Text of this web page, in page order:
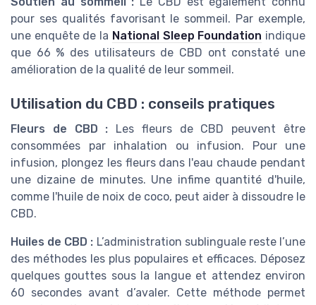
pour ses qualités favorisant le sommeil. Par exemple,
une enquête de la National Sleep Foundation indique
que 66 % des utilisateurs de CBD ont constaté une
amélioration de la qualité de leur sommeil.
Utilisation du CBD : conseils pratiques
Fleurs de CBD : Les fleurs de CBD peuvent être
consommées par inhalation ou infusion. Pour une
infusion, plongez les fleurs dans l'eau chaude pendant
une dizaine de minutes. Une infime quantité d'huile,
comme l'huile de noix de coco, peut aider à dissoudre le
CBD.
Huiles de CBD : L’administration sublinguale reste l’une
des méthodes les plus populaires et efficaces. Déposez
quelques gouttes sous la langue et attendez environ
60 secondes avant d’avaler. Cette méthode permet